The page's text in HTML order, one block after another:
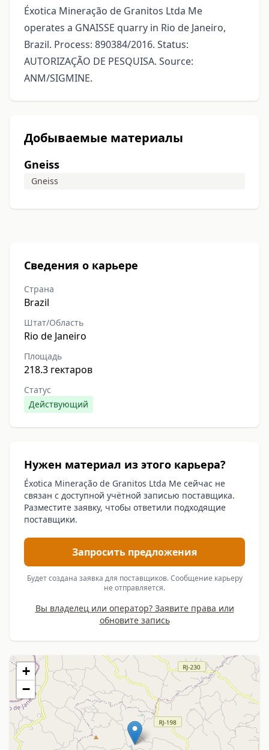
Éxotica Mineração de Granitos Ltda Me
operates a GNAISSE quarry in Rio de Janeiro,
Brazil. Process: 890384/2016. Status:
AUTORIZAÇÃO DE PESQUISA. Source:
ANM/SIGMINE.
Добываемые материалы
Gneiss
Gneiss
Сведения о карьере
Страна
Brazil
Штат/Область
Rio de Janeiro
Площадь
218.3 гектаров
Статус
Действующий
Нужен материал из этого карьера?
Éxotica Mineração de Granitos Ltda Me сейчас не
связан с доступной учётной записью поставщика.
Разместите заявку, чтобы ответили подходящие
поставщики.
Запросить предложения
Будет создана заявка для поставщиков. Сообщение карьеру
не отправляется.
Вы владелец или оператор? Заявите права или
обновите запись
+
−